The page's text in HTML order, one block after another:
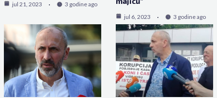
jul 21, 2023 3 godine ago
jul 6, 2023 3 godine ago